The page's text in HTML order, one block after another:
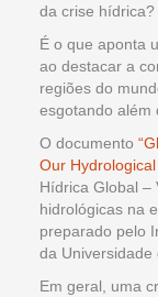
da crise
É o que aponta
ao destacar a
regiões do
esgotando além
O documento
Our
Hídrica Global –
hidrológicas na
preparado pelo
da Universidade
Em geral, uma